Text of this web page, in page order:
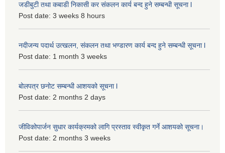
जडीबुटी तथा कबाडी निकासी कर संकलन कार्य बन्द हुने सम्बन्धी सूचना l
Post date: 3 weeks 8 hours
नदीजन्य पदार्थ उत्खलन, संकलन तथा भण्डारण कार्य बन्द हुने सम्बन्धी सूचना l
Post date: 1 month 3 weeks
बोलपत्र छनोट सम्बन्धी आशयको सूचना l
Post date: 2 months 2 days
जीविकोपार्जन सुधार कार्यक्रमको लागि प्रस्ताव स्वीकृत गर्ने आशयको सूचना।
Post date: 2 months 3 weeks